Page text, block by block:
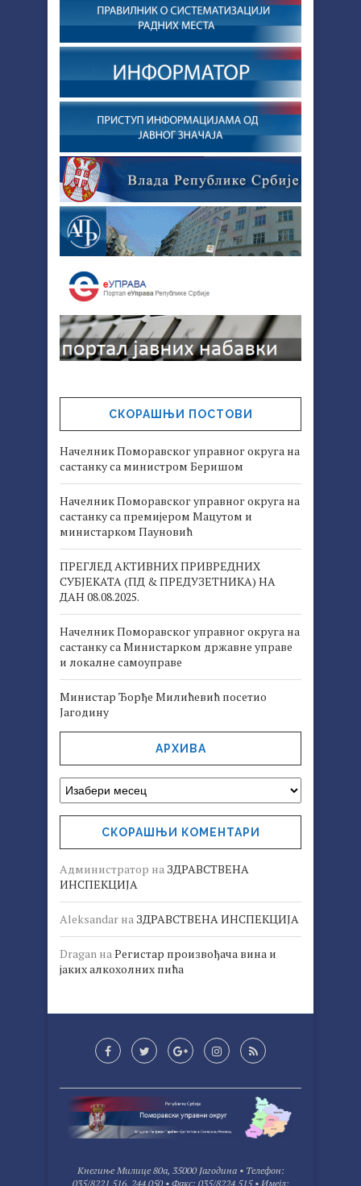
СКОРАШЊИ ПОСТОВИ
Начелник Поморавског управног округа на
састанку са министром Беришом
Начелник Поморавског управног округа на
састанку са премијером Мацутом и
министарком Пауновић
ПРЕГЛЕД АКТИВНИХ ПРИВРЕДНИХ
СУБЈЕКАТА (ПД & ПРЕДУЗЕТНИКА) НА
ДАН 08.08.2025.
Начелник Поморавског управног округа на
састанку са Министарком државне управе
и локалне самоуправе
Министар Ђорђе Милићевић посетио
Јагодину
АРХИВА
СКОРАШЊИ КОМЕНТАРИ
Администратор на ЗДРАВСТВЕНА
ИНСПЕКЦИЈА
Aleksandar на ЗДРАВСТВЕНА ИНСПЕКЦИЈА
Dragan на Регистар произвођача вина и
јаких алкохолних пића
Kнегиње Милице 80а, 35000 Јагодина • Tелефон:
035/8221 516, 244 050 • Факс: 035/8224 515 • Имејл: